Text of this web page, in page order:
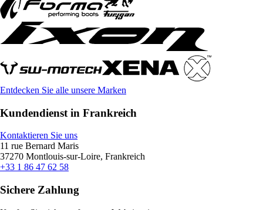
Entdecken Sie alle unsere Marken
Kundendienst in Frankreich
Kontaktieren Sie uns
11 rue Bernard Maris
37270 Montlouis-sur-Loire, Frankreich
+33 1 86 47 62 58
Sichere Zahlung